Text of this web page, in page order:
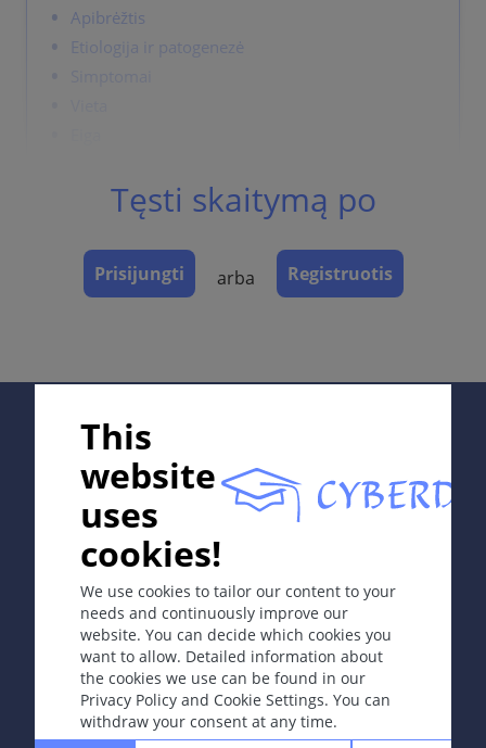
Apibrėžtis
Etiologija ir patogenezė
Diagnostika
Differential Diagnosis
Gydymas
Apibrėžtis
Gerybinis randinio audinio už pirminės traumos
arba chirurginio rando ribų augimas.
Etiologija ir patogenezė
Keloidas susidaro savaime operacinio rando,
traumos, nudegimo, infekcijos, aknės
srityse. Dažniau tamsiaodžiams arba turintiesiems
individualų polinkį. Atsargumo priemonės: paciento
visada reikia paklausti, ar prieš operaciją buvo
keloidų.
Simptomai
Tęsti skaitymą po
Prisijungti arba Registruotis
This
website
uses
cookies!
We use cookies to tailor our content to your
needs and continuously improve our
website. You can decide which cookies you
want to allow. Detailed information about
the cookies we use can be found in our
Privacy Policy and Cookie Settings. You can
withdraw your consent at any time.
In collaboration with Erasmus+ hEduLearnIt editorial
Copyright © 2003-2026 CYBERDERM Editorial Group
Founding Editor Guenter Burg, M.D. - Concept and
Coordination by Vahid Djamei, Zurich
All rights reserved.